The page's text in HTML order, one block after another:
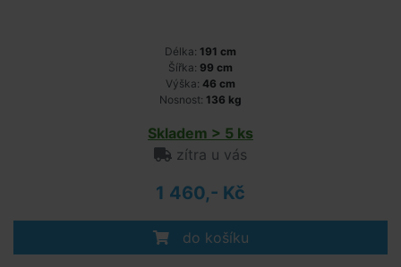
Délka: 191 cm
Šířka: 99 cm
Výška: 46 cm
Nosnost: 136 kg
Skladem > 5 ks
zítra u vás
1 460,- Kč
do košíku